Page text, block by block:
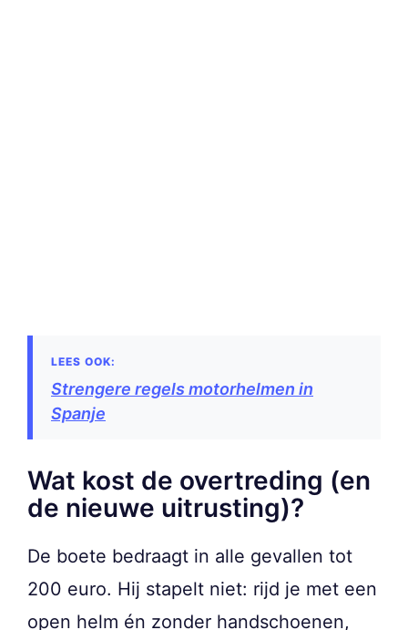
Strengere regels motorhelmen in
Spanje
Wat kost de overtreding (en
de nieuwe uitrusting)?
De boete bedraagt in alle gevallen tot
200 euro. Hij stapelt niet: rijd je met een
open helm én zonder handschoenen,